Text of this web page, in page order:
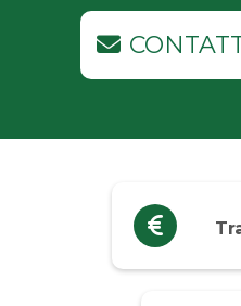
Industriali
Qualsiasi